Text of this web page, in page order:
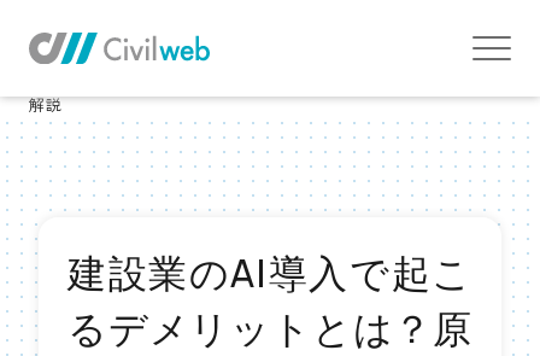
TOP お役立ち情報TOP
解説
建設業のAI導入で起こ
るデメリットとは？原